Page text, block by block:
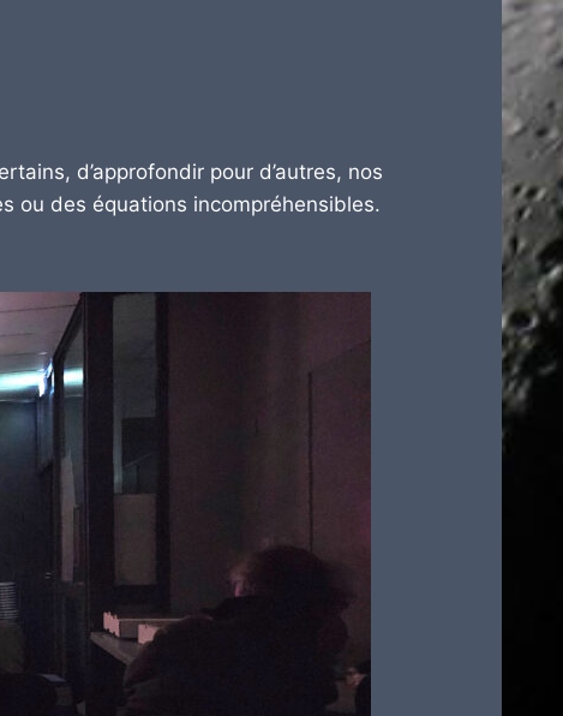
d’approfondir pour d’autres, nos
ou des équations incompréhensibles.